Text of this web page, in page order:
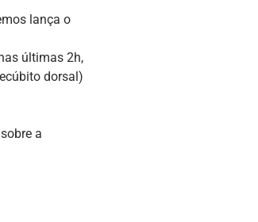
lança o
últimas 2h,
dorsal)
a